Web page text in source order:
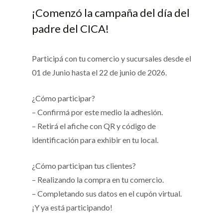
¡Comenzó la campaña del día del
padre del CICA!
Participá con tu comercio y sucursales desde el
01 de Junio hasta el 22 de junio de 2026.
¿Cómo participar?
– Confirmá por este medio la adhesión.
– Retirá el afiche con QR y código de
identificación para exhibir en tu local.
¿Cómo participan tus clientes?
– Realizando la compra en tu comercio.
– Completando sus datos en el cupón virtual.
¡Y ya está participando!